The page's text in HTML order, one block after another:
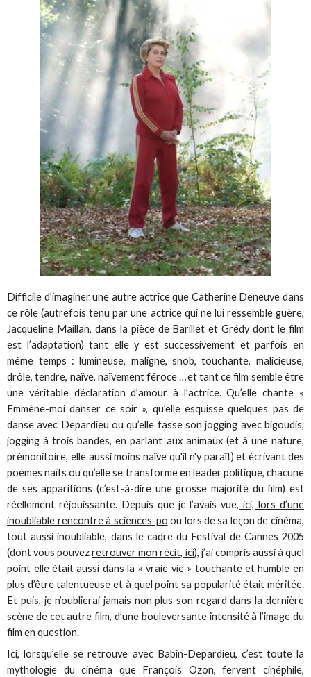
Difficile d’imaginer une autre actrice que Catherine Deneuve dans
ce rôle (autrefois tenu par une actrice qui ne lui ressemble guère,
Jacqueline Maillan, dans la pièce de Barillet et Grédy dont le film
est l’adaptation) tant elle y est successivement et parfois en
même temps : lumineuse, maligne, snob, touchante, malicieuse,
drôle, tendre, naïve, naïvement féroce …et tant ce film semble être
une véritable déclaration d’amour à l’actrice. Qu’elle chante «
Emmène-moi danser ce soir », qu’elle esquisse quelques pas de
danse avec Depardieu ou qu’elle fasse son jogging avec bigoudis,
jogging à trois bandes, en parlant aux animaux (et à une nature,
prémonitoire, elle aussi moins naïve qu'il n'y paraît) et écrivant des
poèmes naïfs ou qu’elle se transforme en leader politique, chacune
de ses apparitions (c’est-à-dire une grosse majorité du film) est
réellement réjouissante. Depuis que je l’avais vue, ici, lors d’une
inoubliable rencontre à sciences-po ou lors de sa leçon de cinéma,
tout aussi inoubliable, dans le cadre du Festival de Cannes 2005
(dont vous pouvezretrouver mon récit, ici), j’ai compris aussi à quel
point elle était aussi dans la « vraie vie » touchante et humble en
plus d’être talentueuse et à quel point sa popularité était méritée.
Et puis, je n’oublierai jamais non plus son regard dansla dernière
scène de cet autre film, d’une bouleversante intensité à l’image du
film en question.
Ici, lorsqu’elle se retrouve avec Babin-Depardieu, c’est toute la
mythologie du cinéma que François Ozon, fervent cinéphile,